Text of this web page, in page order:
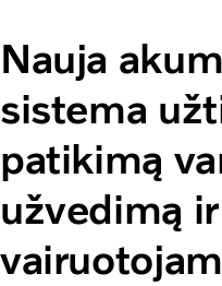
Sunkvežimiai
Paslaugos
Volvo Truck Builder
Kontaktai
Naujienos
Apie mus
Nauja
sistema
patikimą
užvedimą